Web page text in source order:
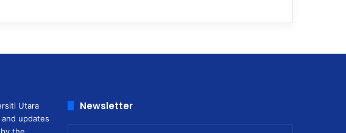
Utara
updates
the
Newsletter